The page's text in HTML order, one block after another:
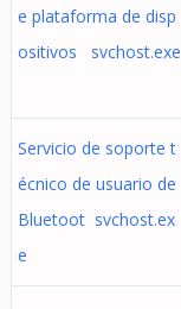
e plataforma de disp
ositivos svchost.exe
Servicio de soporte t
écnico de usuario de
Bluetoot svchost.ex
e